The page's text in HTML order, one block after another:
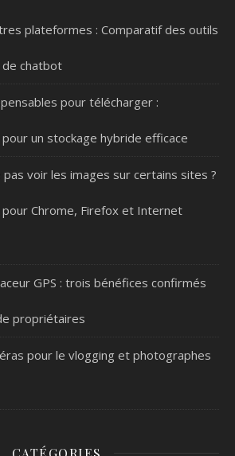
plateformes : Comparatif des outils
chatbot
pour télécharger :
un stockage hybride efficace
voir les images sur certains sites ?
Chrome, Firefox et Internet
GPS : trois bénéfices confirmés
propriétaires
pour le vlogging et photographes